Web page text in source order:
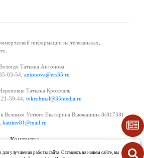
информации на телеканалах,
Татьяна Антонова
03-54, antonova@ers35.ru
Татьяна Крохмаль
59-44, tvkrohmal@35media.ru
Великом Устюге Екатерина Вьюжанина 8(81738)
katrinv81@mail.ru
Контакты
и защиты персональных данных
улучшения работы сайта. Оставаясь на нашем сайте, вы